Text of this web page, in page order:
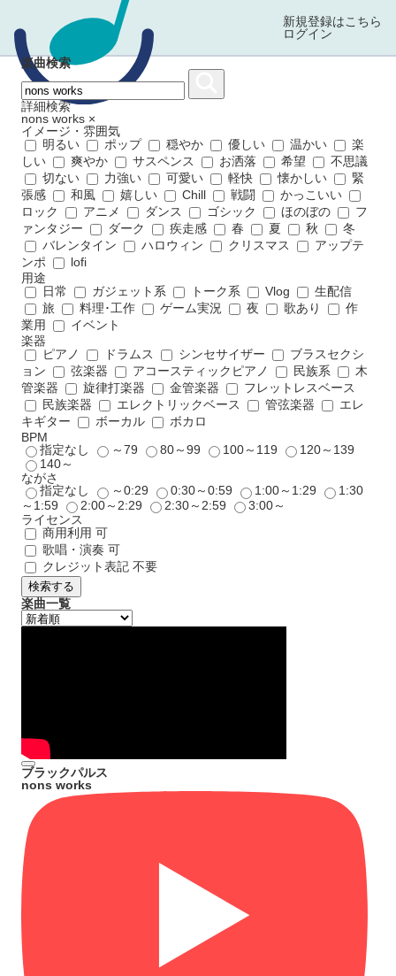
新規登録はこちら
ログイン
楽曲検索
詳細検索
nons works ×
イメージ・雰囲気
明るい
ポップ 穏やか 優しい 温かい
楽
しい
爽やか サスペンス お洒落 希望
不思議
切ない
力強い 可愛い 軽快 懐かしい
緊
張感
和風 嬉しい Chill 戦闘
かっこいい
ロック
アニメ ダンス ゴシック ほのぼの
フ
ァンタジー
ダーク 疾走感 春 夏 秋
冬
バレンタイン
ハロウィン クリスマス
アップテ
ンポ
lofi
用途
日常
ガジェット系 トーク系 Vlog
生配信
旅
料理･工作 ゲーム実況 夜 歌あり
作
業用
イベント
楽器
ピアノ
ドラムス シンセサイザー
ブラスセクシ
ョン
弦楽器 アコースティックピアノ 民族系
木
管楽器
旋律打楽器 金管楽器
フレットレスベース
民族楽器
エレクトリックベース 管弦楽器
エレ
キギター
ボーカル
ボカロ
BPM
指定なし
～79 80～99 100～119
120～139
140～
ながさ
指定なし
～0:29 0:30～0:59 1:00～1:29
1:30
～1:59
2:00～2:29 2:30～2:59
3:00～
ライセンス
商用利用 可
歌唱・演奏 可
クレジット表記 不要
検索する
楽曲一覧
ブラックパルス
nons works